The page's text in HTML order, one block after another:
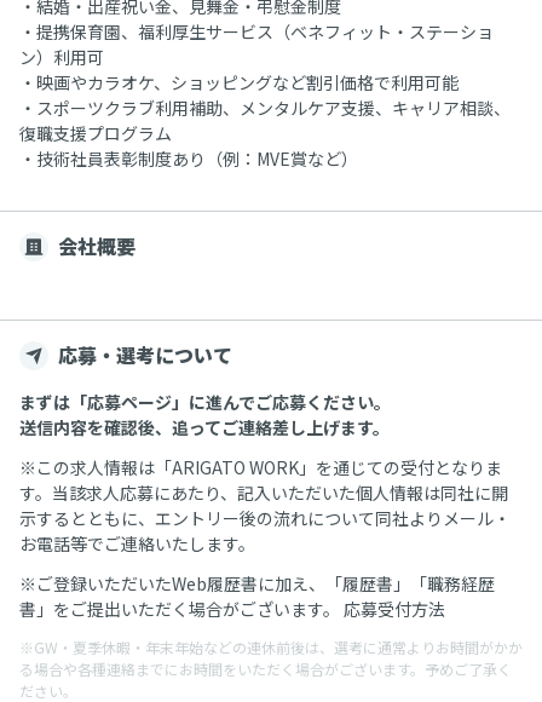
・結婚・出産祝い金、見舞金・弔慰金制度
・提携保育園、福利厚生サービス（ベネフィット・ステーショ
ン）利用可
・映画やカラオケ、ショッピングなど割引価格で利用可能
・スポーツクラブ利用補助、メンタルケア支援、キャリア相談、
復職支援プログラム
・技術社員表彰制度あり（例：MVE賞など）
会社概要
応募・選考について
まずは「応募ページ」に進んでご応募ください。
送信内容を確認後、追ってご連絡差し上げます。
※この求人情報は「ARIGATO WORK」を通じての受付となりま
す。当該求人応募にあたり、記入いただいた個人情報は同社に開
示するとともに、エントリー後の流れについて同社よりメール・
お電話等でご連絡いたします。
※ご登録いただいたWeb履歴書に加え、「履歴書」「職務経歴
書」をご提出いただく場合がございます。 応募受付方法
※GW・夏季休暇・年末年始などの連休前後は、選考に通常よりお時間がかか
る場合や各種連絡までにお時間をいただく場合がございます。予めご了承く
ださい。